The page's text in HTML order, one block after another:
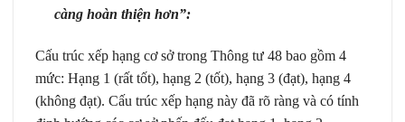
càng hoàn thiện hơn”:
Cấu trúc xếp hạng cơ sở trong Thông tư 48 bao gồm 4
mức: Hạng 1 (rất tốt), hạng 2 (tốt), hạng 3 (đạt), hạng 4
(không đạt). Cấu trúc xếp hạng này đã rõ ràng và có tính